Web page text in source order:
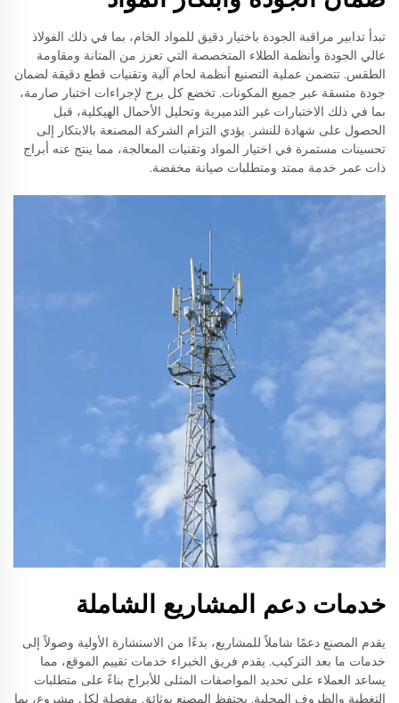
تبدأ تدابير مراقبة الجودة باختيار دقيق للمواد الخام، بما في ذلك الفولاذ
عالي الجودة وأنظمة الطلاء المتخصصة التي تعزز من المتانة ومقاومة
الطقس. تتضمن عملية التصنيع أنظمة لحام آلية وتقنيات قطع دقيقة لضمان
جودة متسقة عبر جميع المكونات. تخضع كل برج لإجراءات اختبار صارمة،
بما في ذلك الاختبارات غير التدميرية وتحليل الأحمال الهيكلية، قبل
الحصول على شهادة للنشر. يؤدي التزام الشركة المصنعة بالابتكار إلى
تحسينات مستمرة في اختيار المواد وتقنيات المعالجة، مما ينتج عنه أبراج
ذات عمر خدمة ممتد ومتطلبات صيانة مخفضة.
خدمات دعم المشاريع الشاملة
يقدم المصنع دعمًا شاملاً للمشاريع، بدءًا من الاستشارة الأولية وصولاً إلى
خدمات ما بعد التركيب. يقدم فريق الخبراء خدمات تقييم الموقع، مما
يساعد العملاء على تحديد المواصفات المثلى للأبراج بناءً على متطلبات
التغطية والظروف المحلية. يحتفظ المصنع بوثائق مفصلة لكل مشروع، بما